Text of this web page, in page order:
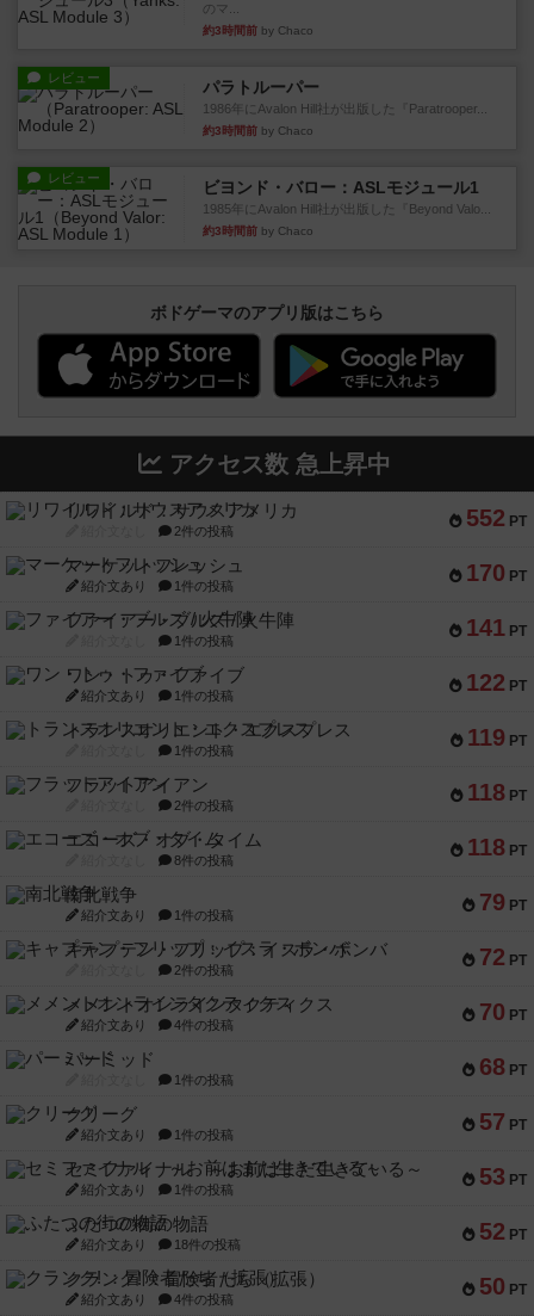
のマ...
約3時間前 by Chaco
レビュー パラトルーパー
1986年にAvalon Hill社が出版した『Paratrooper...
約3時間前 by Chaco
レビュー ビヨンド・バロー：ASLモジュール1
1985年にAvalon Hill社が出版した『Beyond Valo...
約3時間前 by Chaco
ボドゲーマのアプリ版はこちら
アクセス数 急上昇中
552 PT
リワイルド：サウスアメリカ
2件の投稿
170 PT
マーケットフレッシュ
紹介文あり 1件の投稿
141 PT
ファイアー・ブルズ / 火牛陣
1件の投稿
122 PT
ワン・トゥ・ファイブ
紹介文あり 1件の投稿
119 PT
トランスオリエント・エクスプレス
1件の投稿
118 PT
フラットアイアン
2件の投稿
118 PT
エコーズ・オブ・タイム
8件の投稿
79 PT
南北戦争
紹介文あり 1件の投稿
72 PT
キャプテン・フリップ：イスラ・ボンバ
2件の投稿
70 PT
メメントオンラインタクティクス
紹介文あり 4件の投稿
68 PT
パーミッド
1件の投稿
57 PT
クリーグ
紹介文あり 1件の投稿
53 PT
セミファイナル ～お前はまだ生きている～
紹介文あり 1件の投稿
52 PT
ふたつの街の物語
紹介文あり 18件の投稿
50 PT
クランク! ：冒険者たち（拡張）
紹介文あり 4件の投稿